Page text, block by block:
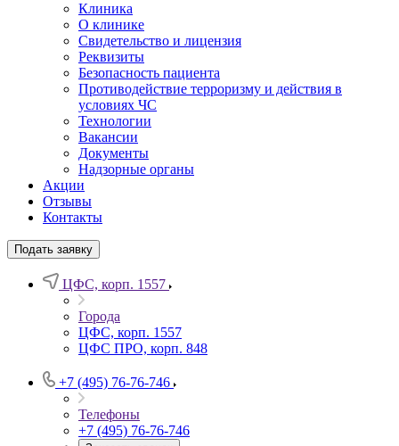
Клиника
О клинике
Свидетельство и лицензия
Реквизиты
Безопасность пациента
Противодействие терроризму и действия в
условиях ЧС
Технологии
Вакансии
Документы
Надзорные органы
Акции
Отзывы
Контакты
Подать заявку
ЦФС, корп. 1557
Города
ЦФС, корп. 1557
ЦФС ПРО, корп. 848
+7 (495) 76-76-746
Телефоны
+7 (495) 76-76-746